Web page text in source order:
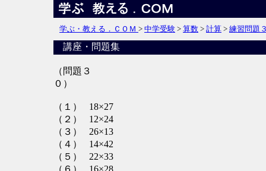
学ぶ・教える．ＣＯＭ > 中学受験 > 算数 > 計算 > 練習問題
講座・問題集
（問題３
０）
（１）
18×27
（２）
12×24
（３）
26×13
（４）
14×42
（５）
22×33
（６）
16×28